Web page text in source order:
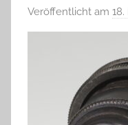
Veröffentlicht am